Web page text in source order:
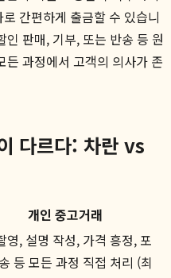
간편하게 출금할 수 있습니
판매, 기부, 또는 반송 등 원
든 과정에서 고객의 의사가 존
다르다: 차란 vs
개인 중고거래
영, 설명 작성, 가격 흥정, 포
등 모든 과정 직접 처리 (최